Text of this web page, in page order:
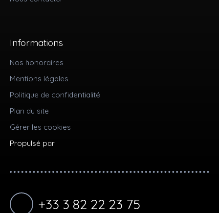
Informations
Nos honoraires
Mentions légales
Politique de confidentialité
Plan du site
Gérer les cookies
Propulsé par
+33 3 82 22 23 75